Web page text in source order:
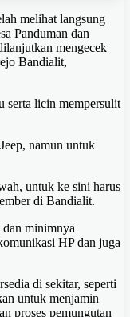
melihat langsung
Panduman dan
mengecek
Bandialit,
serta licin mempersulit
namun untuk
untuk ke sini harus
di Bandialit.
minimnya
HP dan juga
di sekitar, seperti
untuk menjamin
proses pemungutan